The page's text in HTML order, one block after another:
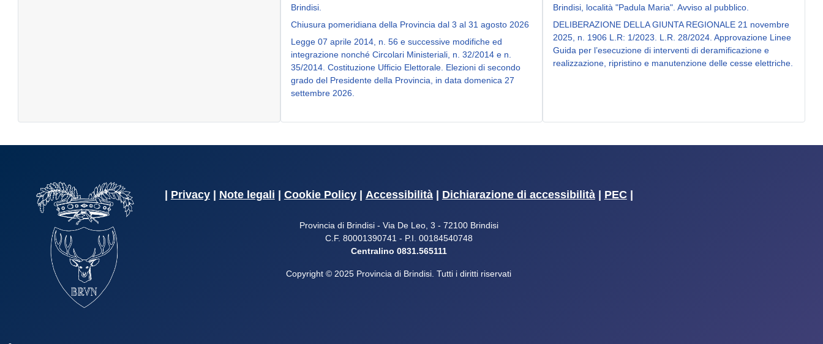
Brindisi.
Chiusura pomeridiana della Provincia dal 3 al 31 agosto 2026
Legge 07 aprile 2014, n. 56 e successive modifiche ed
integrazione nonché Circolari Ministeriali, n. 32/2014 e n.
35/2014. Costituzione Ufficio Elettorale. Elezioni di secondo
grado del Presidente della Provincia, in data domenica 27
settembre 2026.
Brindisi, località "Padula Maria". Avviso al pubblico.
DELIBERAZIONE DELLA GIUNTA REGIONALE 21 novembre
2025, n. 1906 L.R: 1/2023. L.R. 28/2024. Approvazione Linee
Guida per l’esecuzione di interventi di deramificazione e
realizzazione, ripristino e manutenzione delle cesse elettriche.
Privacy| Note legali Cookie Policy| Accessibilità| Dichiarazione di accessibilità| PEC|
Provincia di Brindisi - Via De Leo, 3 - 72100 Brindisi
C.F. 80001390741 - P.I. 00184540748
Centralino 0831.565111
Copyright © 2025 Provincia di Brindisi. Tutti i diritti riservati